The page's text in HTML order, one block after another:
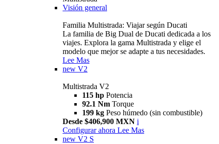
Visión general
Familia Multistrada: Viajar según Ducati
La familia de Big Dual de Ducati dedicada a los
viajes. Explora la gama Multistrada y elige el
modelo que mejor se adapte a tus necesidades.
Lee Mas
new V2
Multistrada V2
115 hp Potencia
92.1 Nm Torque
199 kg Peso húmedo (sin combustible)
Desde $406,900 MXN i
Configurar ahora Lee Mas
new V2 S